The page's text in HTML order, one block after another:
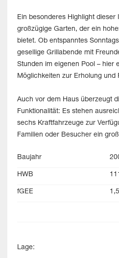
Ein besonderes Highlight dieser
großzügige Garten, der ein
bietet. Ob entspanntes
gesellige Grillabende mit
Stunden im eigenen Pool – hier
Möglichkeiten zur Erholung und
Auch vor dem Haus überzeugt
Funktionalität: Es stehen
sechs Kraftfahrzeuge zur
Familien oder Besucher ein
Baujahr
HWB
fGEE
Lage: